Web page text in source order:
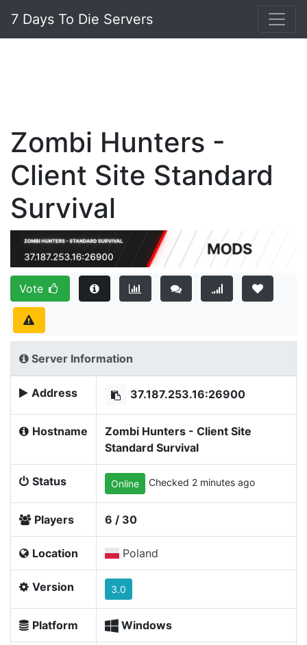
7 Days To Die Servers
Zombi Hunters -
Client Site Standard
Survival
Vote
Server Information
Address 37.187.253.16:26900
Hostname
Zombi Hunters - Client Site
Standard Survival
Status Online Checked 2 minutes ago
Players 6 / 30
Location Poland
Version 3.0
Platform Windows